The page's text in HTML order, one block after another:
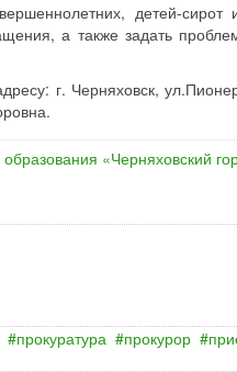
детей-
а также задать
г. Черняховск,
«Черняховский
прокуратура прокурор